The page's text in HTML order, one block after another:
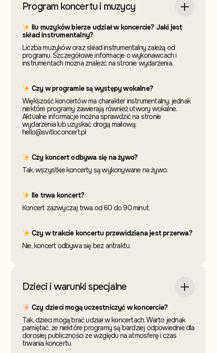
Program koncertu i muzycy
Ilu muzyków bierze udział w koncercie? Jaki jest
skład instrumentalny?
Liczba muzyków oraz skład instrumentalny zależą od
programu. Szczegółowe informacje o wykonawcach i
instrumentach można znaleźć na stronie wydarzenia.
Czy w programie są występy wokalne?
Większość koncertów ma charakter instrumentalny, jednak
niektóre programy zawierają również utwory wokalne.
Aktualne informacje można sprawdzić na stronie
wydarzenia lub uzyskać drogą mailową:
hello@svitloconcert.pl
Czy koncert odbywa się na żywo?
Tak, wszystkie koncerty są wykonywane na żywo.
Ile trwa koncert?
Koncert zazwyczaj trwa od 60 do 90 minut.
Czy w trakcie koncertu przewidziana jest przerwa?
Nie, koncert odbywa się bez antraktu.
Dzieci i warunki specjalne
Czy dzieci mogą uczestniczyć w koncercie?
Tak, dzieci mogą brać udział w koncertach. Warto jednak
pamiętać, że niektóre programy są bardziej odpowiednie dla
dorosłej publiczności ze względu na atmosferę i czas
trwania koncertu.